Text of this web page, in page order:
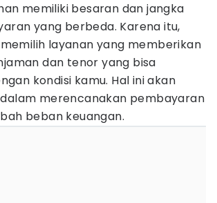
memiliki besaran dan jangka
yang berbeda. Karena itu,
layanan yang memberikan
dan tenor yang bisa
kondisi kamu. Hal ini akan
merencanakan pembayaran
beban keuangan.